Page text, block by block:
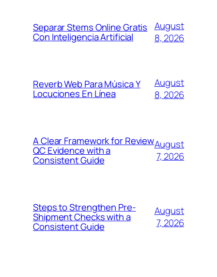
Separar Stems Online Gratis
Con Inteligencia Artificial
August
8, 2026
Reverb Web Para Música Y
Locuciones En Línea
August
8, 2026
A Clear Framework for Review
QC Evidence with a
Consistent Guide
August
7, 2026
Steps to Strengthen Pre-
Shipment Checks with a
Consistent Guide
August
7, 2026